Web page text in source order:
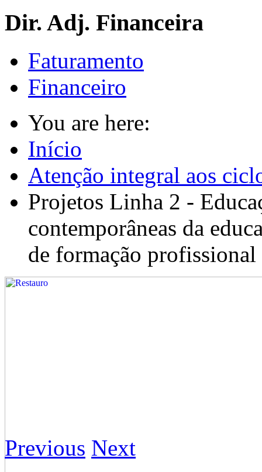
Dir. Adj. Financeira
Faturamento
Financeiro
You are here:
Início
Atenção integral aos
Projetos Linha 2 -
contemporâneas da
de formação
Previous Next